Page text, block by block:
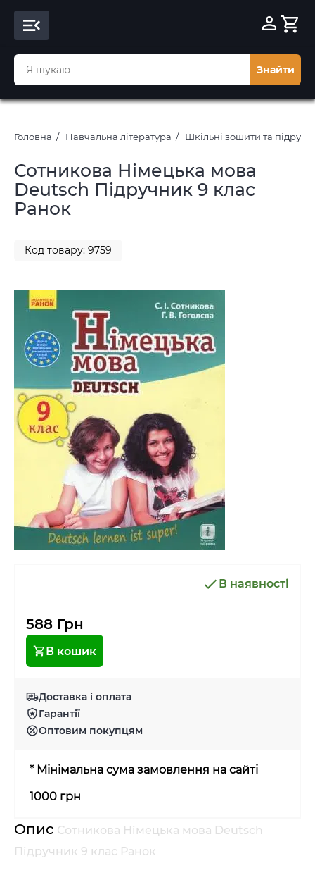
Знайти
Головна Навчальна література Шкільні зошити та
Сотникова Німецька мова
Deutsch Підручник 9 клас
Ранок
Код товару: 9759
В наявності
588 Грн
В кошик
Доставка і оплата
Гарантії
Оптовим покупцям
* Мінімальна сума замовлення на сайті
1000 грн
Опис Сотникова Німецька мова Deutsch
Підручник 9 клас Ранок